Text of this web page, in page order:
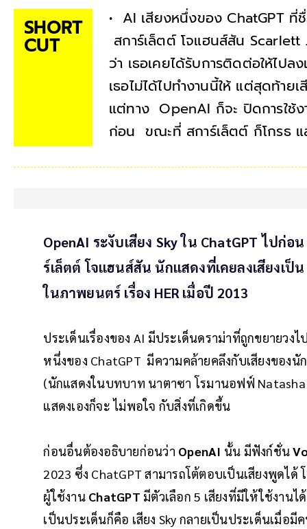
SHORT
CUT
• AI เสียงหนึ่งของ ChatGPT
สการ์เล็ตต์ โจแฮนส์สัน
ว่า เธอเคยได้รับการติดต่อให้ไป
เธอไม่ได้ไปทำงานนี้ให้ แต่สุดท้าย
แต่ทาง OpenAI ก็จะ ปิดการใช้
ก่อน ขณะที่ สการ์เล็ตต์ ก็โกรธ
OpenAI ระงับเสียง Sky ใน ChatGPT ไปก่
ร์เล็ตต์ โจแฮนส์สัน นักแสดงที่เคยลงเสียง
ในภาพยนตร์ เรื่อง HER เมื่อปี 2013
ประเด็นเรื่องของ AI มีประเด็นดราม่าที่ถูกขยายวง
หนึ่งของ ChatGPT มีความคล้ายคลึงกับเสียงของ
(นักแสดงในบทบาท นาตาซา โรมานอฟฟ์
แสดงเองก็จะ ไม่พอใจ กับสิ่งที่เกิดขึ้น
ก่อนอื่นต้องอธิบายก่อนว่า OpenAI นั้น มีฟังก์ชั่น
2023 ซึ่ง ChatGPT สามารถโต้ตอบเป็นเสียงพูด
ผู้ใช้งาน ChatGPT มีตัวเลือก 5 เสียงที่มีให้ใช้งานไ
เป็นประเด็นก็คือ เสียง Sky กลายเป็นประเด็นเมื่อ